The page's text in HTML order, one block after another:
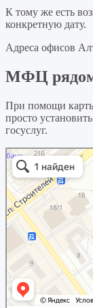
К тому же есть
конкретную дату.
Адреса офисов
МФЦ рядом
При помощи
просто
госуслуг.